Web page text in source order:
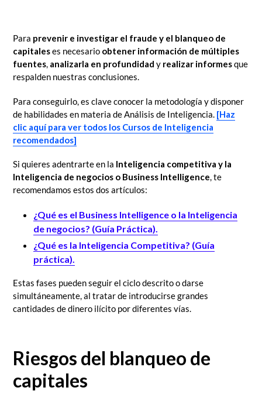
Para prevenir e investigar el fraude y el blanqueo de
capitaleses necesario obtener información de múltiples
fuentes, analizarla en profundidad y realizar informesque
respalden nuestras conclusiones.
Para conseguirlo, es clave conocer la metodología y disponer
de habilidades en materia de Análisis de Inteligencia. [Haz
clic aquí para ver todos los Cursos de Inteligencia
recomendados]
Si quieres adentrarte en la Inteligencia competitiva y la
Inteligencia de negocios o Business Intelligence,te
recomendamos estos dos artículos:
¿Qué es el Business Intelligence o la Inteligencia
de negocios? (Guía Práctica).
¿Qué es la Inteligencia Competitiva? (Guía
práctica).
Estas fases pueden seguir el ciclo descrito o darse
simultáneamente, al tratar de introducirse grandes
cantidades de dinero ilícito por diferentes vías.
Riesgos del blanqueo de
capitales